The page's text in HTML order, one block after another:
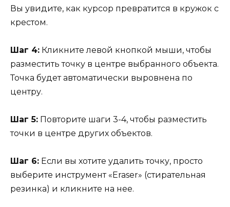
Вы увидите, как курсор превратится в кружок с
крестом.
Шаг 4: Кликните левой кнопкой мыши, чтобы
разместить точку в центре выбранного объекта.
Точка будет автоматически выровнена по
центру.
Шаг 5: Повторите шаги 3-4, чтобы разместить
точки в центре других объектов.
Шаг 6: Если вы хотите удалить точку, просто
выберите инструмент «Eraser» (стирательная
резинка) и кликните на нее.